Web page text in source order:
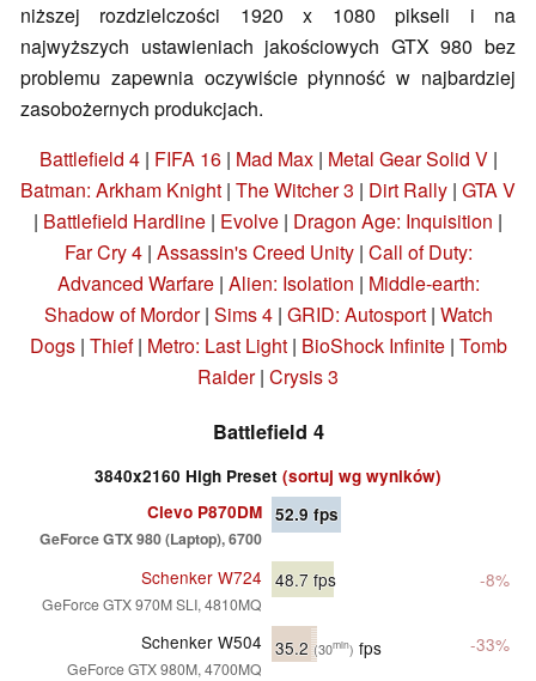
niższej rozdzielczości 1920 x 1080 pikseli i na
najwyższych ustawieniach jakościowych GTX 980 bez
problemu zapewnia oczywiście płynność w najbardziej
zasobożernych produkcjach.
Battlefield 4| FIFA 16| Mad Max| Metal Gear Solid V|
Batman: Arkham Knight | The Witcher 3 | Dirt Rally | GTA V
| Battlefield Hardline | Evolve | Dragon Age: Inquisition |
Far Cry 4| Assassin's Creed Unity| Call of Duty:
Advanced Warfare| Alien: Isolation | Middle-earth:
Shadow of Mordor| Sims 4| GRID: Autosport| Watch
Dogs| Thief| Metro: Last Light| BioShock Infinite| Tomb
Raider| Crysis 3
Battlefield 4
3840x2160 High Preset (sortuj wg wyników)
Clevo P870DM
GeForce GTX 980 (Laptop), 6700
52.9fps
Schenker W724
GeForce GTX 970M SLI, 4810MQ
48.7fps -8%
Schenker W504
GeForce GTX 980M, 4700MQ
35.2 (30min) fps -33%